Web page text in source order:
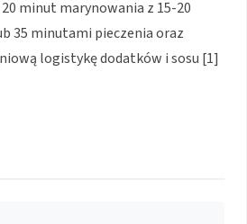
20 minut marynowania z 15-20
35 minutami pieczenia oraz
logistykę dodatków i sosu [1]